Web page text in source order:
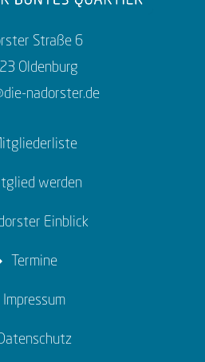
Straße 6
Oldenburg
nadorster.de
werden
Einblick
Termine
Impressum